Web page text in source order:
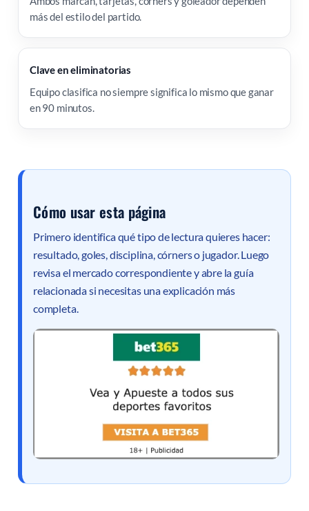
más del estilo del partido.
Clave en eliminatorias
Equipo clasifica no siempre significa lo mismo que ganar
en 90 minutos.
Cómo usar esta página
Primero identifica qué tipo de lectura quieres hacer:
resultado, goles, disciplina, córners o jugador. Luego
revisa el mercado correspondiente y abre la guía
relacionada si necesitas una explicación más
completa.